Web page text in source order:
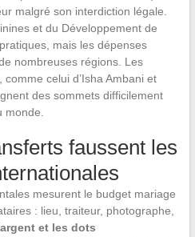
malgré son interdiction légale.
et du Développement de
mais les dépenses
nombreuses régions. Les
celui d’Isha Ambani et
des sommets difficilement
faussent les
mesurent le budget mariage
: lieu, traiteur, photographe,
et les dots